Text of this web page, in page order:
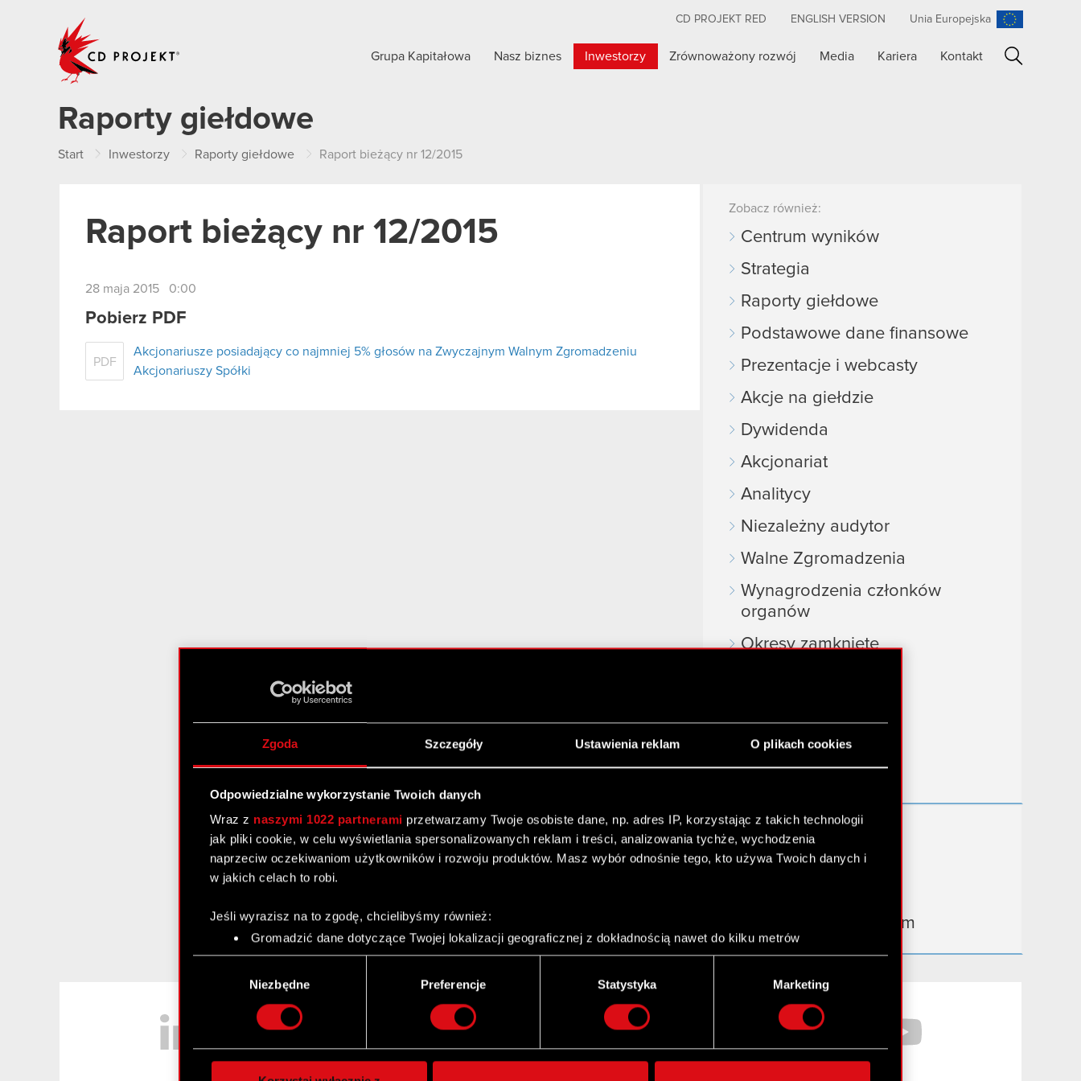
Zgoda Szczegóły Ustawienia reklam O plikach cookies
Odpowiedzialne wykorzystanie Twoich danych
Wraz z naszymi 1022 partnerami przetwarzamy Twoje osobiste dane, np. adres IP, korzystając z takich technologii
jak pliki cookie, w celu wyświetlania spersonalizowanych reklam i treści, analizowania tychże, wychodzenia
naprzeciw oczekiwaniom użytkowników i rozwoju produktów. Masz wybór odnośnie tego, kto używa Twoich danych i
w jakich celach to robi.
Jeśli wyrazisz na to zgodę, chcielibyśmy również:
Gromadzić dane dotyczące Twojej lokalizacji geograficznej z dokładnością nawet do kilku metrów
Identyfikować Twoje urządzenie, aktywnie analizując charakteryzującego je zbiory danych (fingerprinting,
Dowiedz się więcej odnośnie tego, jak Twoje osobiste dane są przetwarzane oraz ustaw własne preferencje w
szczegółów . W Deklaracji plików cookie możesz zmienić lub wycofać swoją zgodę w dowolnej chwili.
Wykorzystujemy pliki cookie do spersonalizowania treści i reklam, aby oferować funkcje społecznościowe i
Niezbędne Preferencje Statystyka Marketing
CD PROJEKT RED ENGLISH VERSION Unia Europejska
Grupa Kapitałowa Nasz biznes Inwestorzy Zrównoważony rozwój Media Kariera Kontakt
Raporty giełdowe
Start Inwestorzy Raporty giełdowe Raport bieżący nr 12/2015
Raport bieżący nr 12/2015
28 maja 2015 0:00
Pobierz PDF
PDF
Akcjonariusze posiadający co najmniej 5% głosów na Zwyczajnym Walnym Zgromadzeniu
Akcjonariuszy Spółki
Zobacz również:
Centrum wyników
Strategia
Raporty giełdowe
Podstawowe dane finansowe
Prezentacje i webcasty
Akcje na giełdzie
Dywidenda
Akcjonariat
Analitycy
Niezależny audytor
Walne Zgromadzenia
Wynagrodzenia członków
organów
Okresy zamknięte
Przydatne linki
Kontakt IR
Dowiedz się więcej:
thewitcher.com
gear.cdprojektred.com
Facebook